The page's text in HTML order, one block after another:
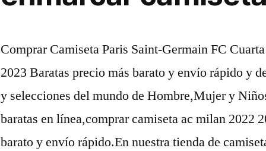
Comprar Camiseta Paris Saint-Germain FC
2023 Baratas precio más barato y envío rápido y
y selecciones del mundo de Hombre,Mujer y
baratas en línea,comprar camiseta ac milan 2022
barato y envío rápido.En nuestra tienda de